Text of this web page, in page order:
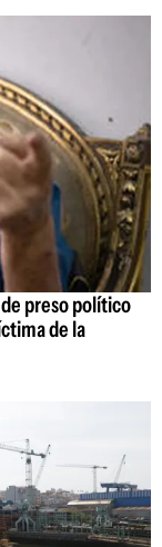
preso político
de la